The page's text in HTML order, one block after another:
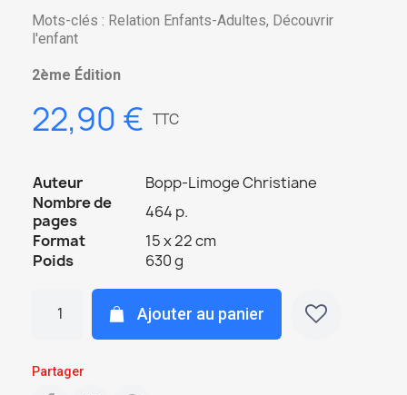
Mots-clés : Relation Enfants-Adultes, Découvrir
l'enfant
2ème Édition
22,90 € TTC
Auteur
Bopp-Limoge Christiane
Nombre de
pages
464 p.
Format
15 x 22 cm
Poids
630 g
Ajouter au panier
Partager